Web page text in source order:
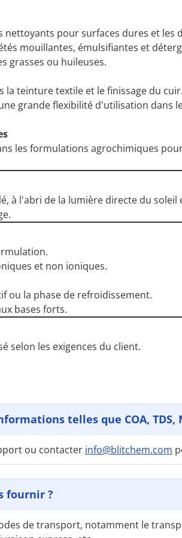
pour surfaces dures et les
mouillantes, émulsifiantes et
grasses ou huileuses.
teinture textile et le finissage du
grande flexibilité d'utilisation dans
les formulations agrochimiques
à l'abri de la lumière directe du soleil
et non ioniques.
ou la phase de refroidissement.
bases forts.
selon les exigences du client.
telles que COA, TDS,
ou contacter info@blitchem.com
fournir ?
de transport, notamment le